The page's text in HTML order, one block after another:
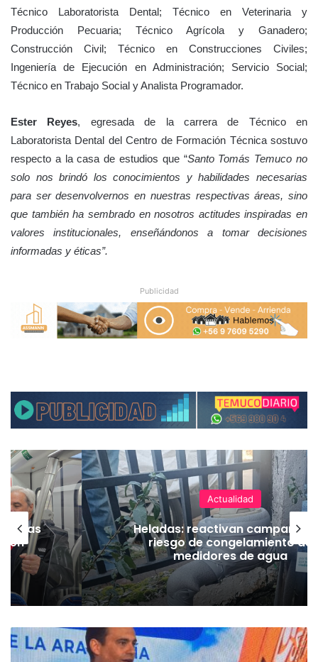
Técnico Laboratorista Dental; Técnico en Veterinaria y
Producción Pecuaria; Técnico Agrícola y Ganadero;
Construcción Civil; Técnico en Construcciones Civiles;
Ingeniería de Ejecución en Administración; Servicio Social;
Técnico en Trabajo Social y Analista Programador.
Ester Reyes, egresada de la carrera de Técnico en
Laboratorista Dental del Centro de Formación Técnica sostuvo
respecto a la casa de estudios que “Santo Tomás Temuco no
solo nos brindó los conocimientos y habilidades necesarias
para ser desenvolvernos en nuestras respectivas áreas, sino
que también ha sembrado en nosotros actitudes inspiradas en
valores institucionales, enseñándonos a tomar decisiones
informadas y éticas”.
Publicidad
vías
Actualidad
Heladas: reactivan campaña
riesgo de congelamiento de
medidores de agua
C
u